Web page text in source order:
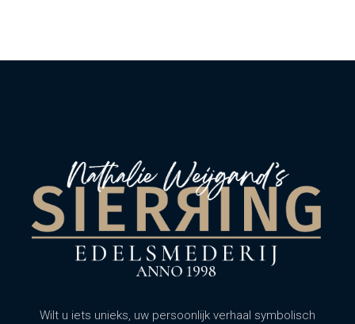
Wilt u iets unieks, uw persoonlijk verhaal symbolisch